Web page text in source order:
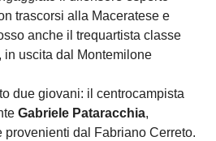
trascorsi alla Maceratese e
anche il trequartista classe
, in uscita dal Montemilone
due giovani: il centrocampista
Gabriele Pataracchia,
provenienti dal Fabriano Cerreto.